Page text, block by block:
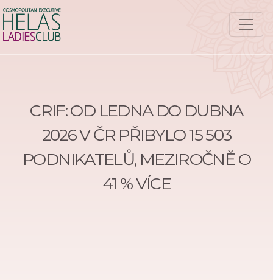
CRIF: OD LEDNA DO DUBNA
2026 V ČR PŘIBYLO 15 503
PODNIKATELŮ, MEZIROČNĚ O
41 % VÍCE